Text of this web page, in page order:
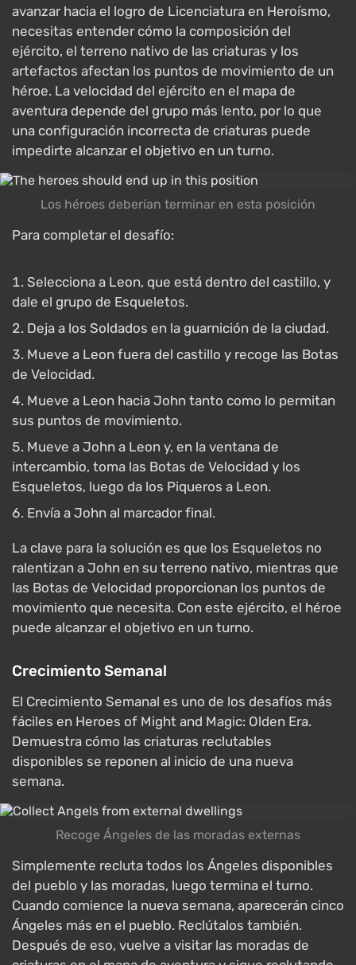
avanzar hacia el logro de Licenciatura en Heroísmo,
necesitas entender cómo la composición del
ejército, el terreno nativo de las criaturas y los
artefactos afectan los puntos de movimiento de un
héroe. La velocidad del ejército en el mapa de
aventura depende del grupo más lento, por lo que
una configuración incorrecta de criaturas puede
impedirte alcanzar el objetivo en un turno.
Los héroes deberían terminar en esta posición
Para completar el desafío:
Selecciona a Leon, que está dentro del castillo, y
dale el grupo de Esqueletos.
Deja a los Soldados en la guarnición de la ciudad.
Mueve a Leon fuera del castillo y recoge las Botas
de Velocidad.
Mueve a Leon hacia John tanto como lo permitan
sus puntos de movimiento.
Mueve a John a Leon y, en la ventana de
intercambio, toma las Botas de Velocidad y los
Esqueletos, luego da los Piqueros a Leon.
Envía a John al marcador final.
La clave para la solución es que los Esqueletos no
ralentizan a John en su terreno nativo, mientras que
las Botas de Velocidad proporcionan los puntos de
movimiento que necesita. Con este ejército, el héroe
puede alcanzar el objetivo en un turno.
Crecimiento Semanal
El Crecimiento Semanal es uno de los desafíos más
fáciles en Heroes of Might and Magic: Olden Era.
Demuestra cómo las criaturas reclutables
disponibles se reponen al inicio de una nueva
semana.
Recoge Ángeles de las moradas externas
Simplemente recluta todos los Ángeles disponibles
del pueblo y las moradas, luego termina el turno.
Cuando comience la nueva semana, aparecerán cinco
Ángeles más en el pueblo. Reclútalos también.
Después de eso, vuelve a visitar las moradas de